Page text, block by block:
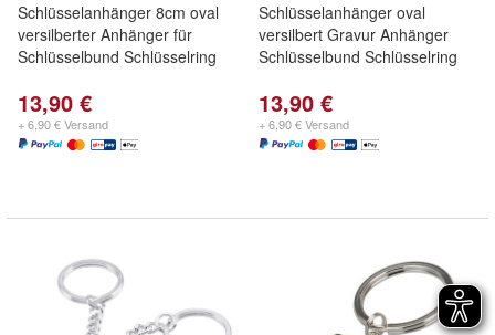
Schlüsselanhänger 8cm oval
versilberter Anhänger für
Schlüsselbund Schlüsselring
13,90 €
+ 6,90 € Versand
Schlüsselanhänger oval
versilbert Gravur Anhänger
Schlüsselbund Schlüsselring
13,90 €
+ 6,90 € Versand